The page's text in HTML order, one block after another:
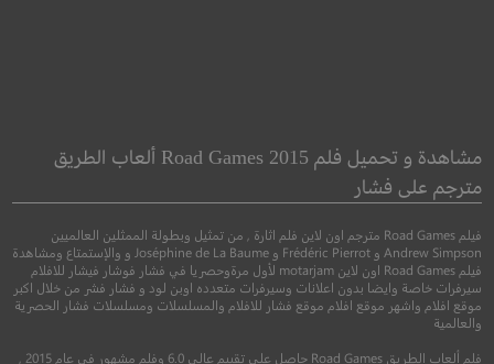
مأدبة
مشاهدة و تحميل فلم Road Games 2015 ألعاب الطريق
مترجم على فشار
فيلم Road Games مترجم اون لاين فلم اثارة , من تمثيل وبطولة الممثلين العالميين
Andrew Simpson و Frédéric Pierrot و Joséphine de La Baume و والإستمتاع ومشاهدة
فيلم Road Games اون لاين motarjam لأول مرةوحصريا في فشار فوشار فيشار للافلام
سيرفرات خاصة وايضا بدون اعلانات وسيرفرات متعدده اوبن لود و فشار فشر من خلال اكبر
موقع افلام واشهر موقع افلام موقع فشار للافلام والمسلسلات ومسلسلات فشار الحصرية
والعالمية